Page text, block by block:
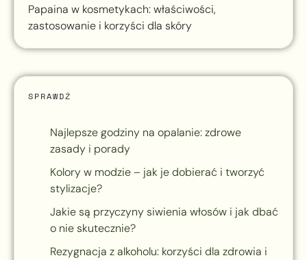
Papaina w kosmetykach: właściwości,
zastosowanie i korzyści dla skóry
SPRAWDŹ
Najlepsze godziny na opalanie: zdrowe
zasady i porady
Kolory w modzie – jak je dobierać i tworzyć
stylizacje?
Jakie są przyczyny siwienia włosów i jak dbać
o nie skutecznie?
Rezygnacja z alkoholu: korzyści dla zdrowia i